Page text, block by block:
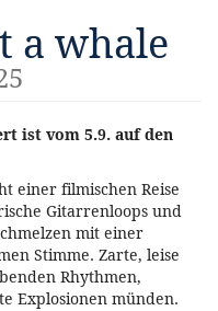
a whale
ist vom 5.9. auf den
einer filmischen Reise
Gitarrenloops und
mit einer
Stimme. Zarte, leise
Rhythmen,
Explosionen münden.